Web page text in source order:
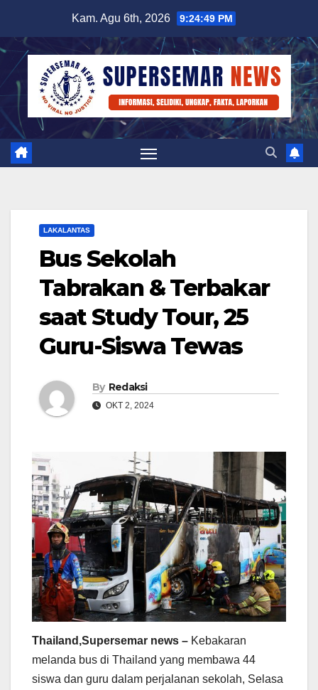
content
Kam. Agu 6th, 2026 9:24:49 PM
LAKALANTAS
Bus Sekolah
Tabrakan & Terbakar
saat Study Tour, 25
Guru-Siswa Tewas
By Redaksi
OKT 2, 2024
Thailand,Supersemar news – Kebakaran
melanda bus di Thailand yang membawa 44
siswa dan guru dalam perjalanan sekolah, Selasa